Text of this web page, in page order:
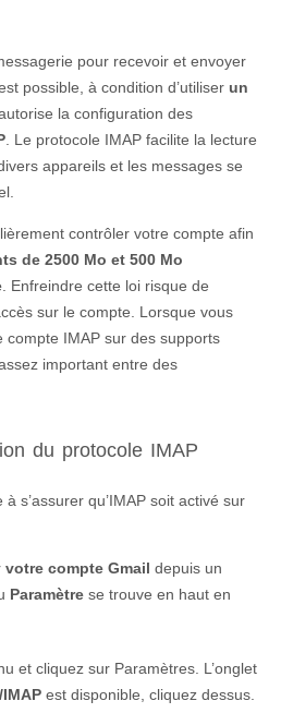
pour recevoir et envoyer
possible, à condition d’utiliser un
la configuration des
. Le protocole IMAP facilite la lecture
appareils et les messages se
contrôler votre compte afin
de 2500 Mo et 500 Mo
. Enfreindre cette loi risque de
sur le compte. Lorsque vous
IMAP sur des supports
important entre des
du protocole IMAP
s’assurer qu’IMAP soit activé sur
votre compte Gmail depuis un
Paramètre se trouve en haut en
et cliquez sur Paramètres. L’onglet
IMAP est disponible, cliquez dessus.